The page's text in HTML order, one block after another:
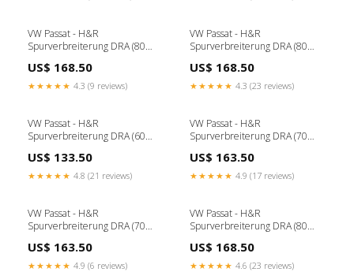
VW Passat - H&R
Spurverbreiterung DRA (80
spurverbreiterungen
US$ 168.50
★★★★★ 4.3 (9 reviews)
VW Passat - H&R
Spurverbreiterung DRA (80
Gutachten
US$ 168.50
★★★★★ 4.3 (23 reviews)
VW Passat - H&R
Spurverbreiterung DRA (60
fahrwerke
US$ 133.50
★★★★★ 4.8 (21 reviews)
VW Passat - H&R
Spurverbreiterung DRA (70
fahrwerke
US$ 163.50
★★★★★ 4.9 (17 reviews)
VW Passat - H&R
Spurverbreiterung DRA (70
spurverbreiterungen
US$ 163.50
★★★★★ 4.9 (6 reviews)
VW Passat - H&R
Spurverbreiterung DRA (80
mittelschalldampfer-b5304-
00001-bmw-e46-cabrio-
US$ 168.50
★★★★★ 4.6 (23 reviews)